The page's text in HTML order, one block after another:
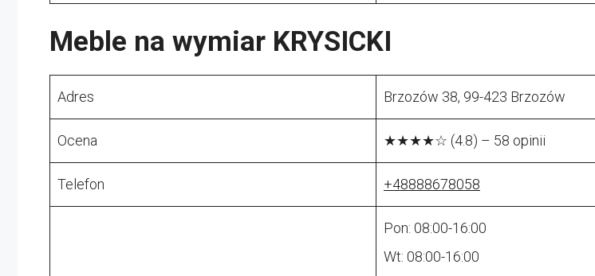
Meble na wymiar KRYSICKI
Adres Brzozów 38, 99-423 Brzozów
Ocena ★★★★☆ (4.8) – 58 opinii
Telefon +48888678058
Pon: 08:00-16:00
Wt: 08:00-16:00